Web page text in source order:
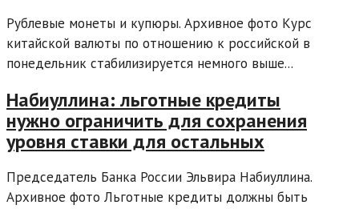
Рублевые монеты и купюры. Архивное фото Курс
китайской валюты по отношению к российской в
понедельник стабилизируется немного выше...
Набиуллина: льготные кредиты
нужно ограничить для сохранения
уровня ставки для остальных
Председатель Банка России Эльвира Набиуллина.
Архивное фото Льготные кредиты должны быть